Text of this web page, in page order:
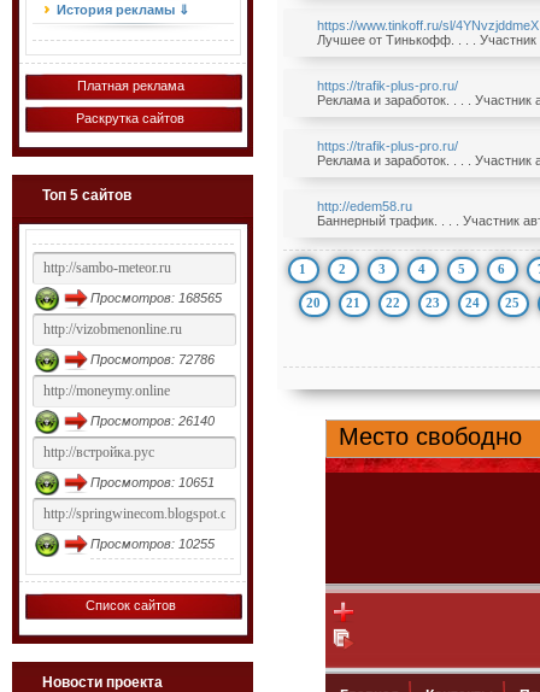
История рекламы ⇓
Платная реклама
Раскрутка сайтов
Топ 5 сайтов
Просмотров: 168565
Просмотров: 72786
Просмотров: 26140
Просмотров: 10651
Просмотров: 10255
Список сайтов
Новости проекта
https://www.tinkoff.ru/sl/4YNvzjddmeX
Лучшее от Тинькофф. . . . Участник
https://trafik-plus-pro.ru/
Реклама и заработок. . . . Участник
https://trafik-plus-pro.ru/
Реклама и заработок. . . . Участник
http://edem58.ru
Баннерный трафик. . . . Участник
1 2 3 4 5 6
20 21 22 23 24 25